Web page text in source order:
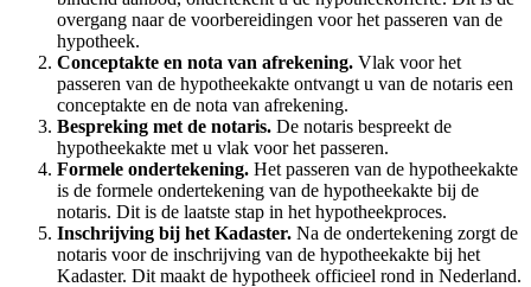
overgang naar de voorbereidingen voor het passeren van de
hypotheek.
Conceptakte en nota van afrekening. Vlak voor het
passeren van de hypotheekakte ontvangt u van de notaris een
conceptakte en de nota van afrekening.
Bespreking met de notaris. De notaris bespreekt de
hypotheekakte met u vlak voor het passeren.
Formele ondertekening. Het passeren van de hypotheekakte
is de formele ondertekening van de hypotheekakte bij de
notaris. Dit is de laatste stap in het hypotheekproces.
Inschrijving bij het Kadaster. Na de ondertekening zorgt de
notaris voor de inschrijving van de hypotheekakte bij het
Kadaster. Dit maakt de hypotheek officieel rond in Nederland.